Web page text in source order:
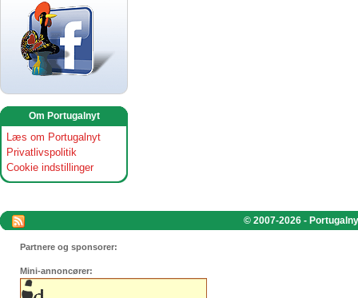
Om Portugalnyt
Læs om Portugalnyt
Privatlivspolitik
Cookie indstillinger
© 2007-2026 -
Partnere og sponsorer:
Mini-annoncører: